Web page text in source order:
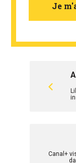
Je
Canal+